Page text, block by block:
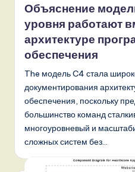
Объяснение
уровня работают
архитектуре
обеспечения
The модель C4 стала
документирования
обеспечения, поскольку
большинство команд
многоуровневый и
сложных систем без…